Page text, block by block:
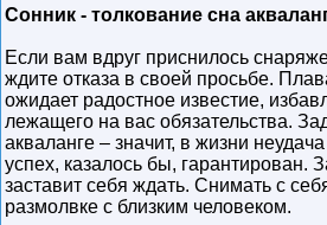
Сонник - толкование сна
Если вам вдруг приснилось
ждите отказа в своей просьбе.
ожидает радостное известие,
лежащего на вас обязательства.
акваланге – значит, в жизни
успех, казалось бы, гарантирован.
заставит себя ждать. Снимать с
размолвке с близким человеком.